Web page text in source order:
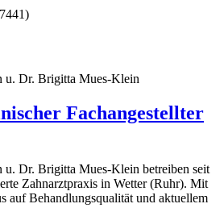
)
u. Dr. Brigitta Mues-Klein
Fachangestellter
Dr. Brigitta Mues-Klein betreiben seit
Zahnarztpraxis in Wetter (Ruhr). Mit
auf Behandlungsqualität und aktuellem